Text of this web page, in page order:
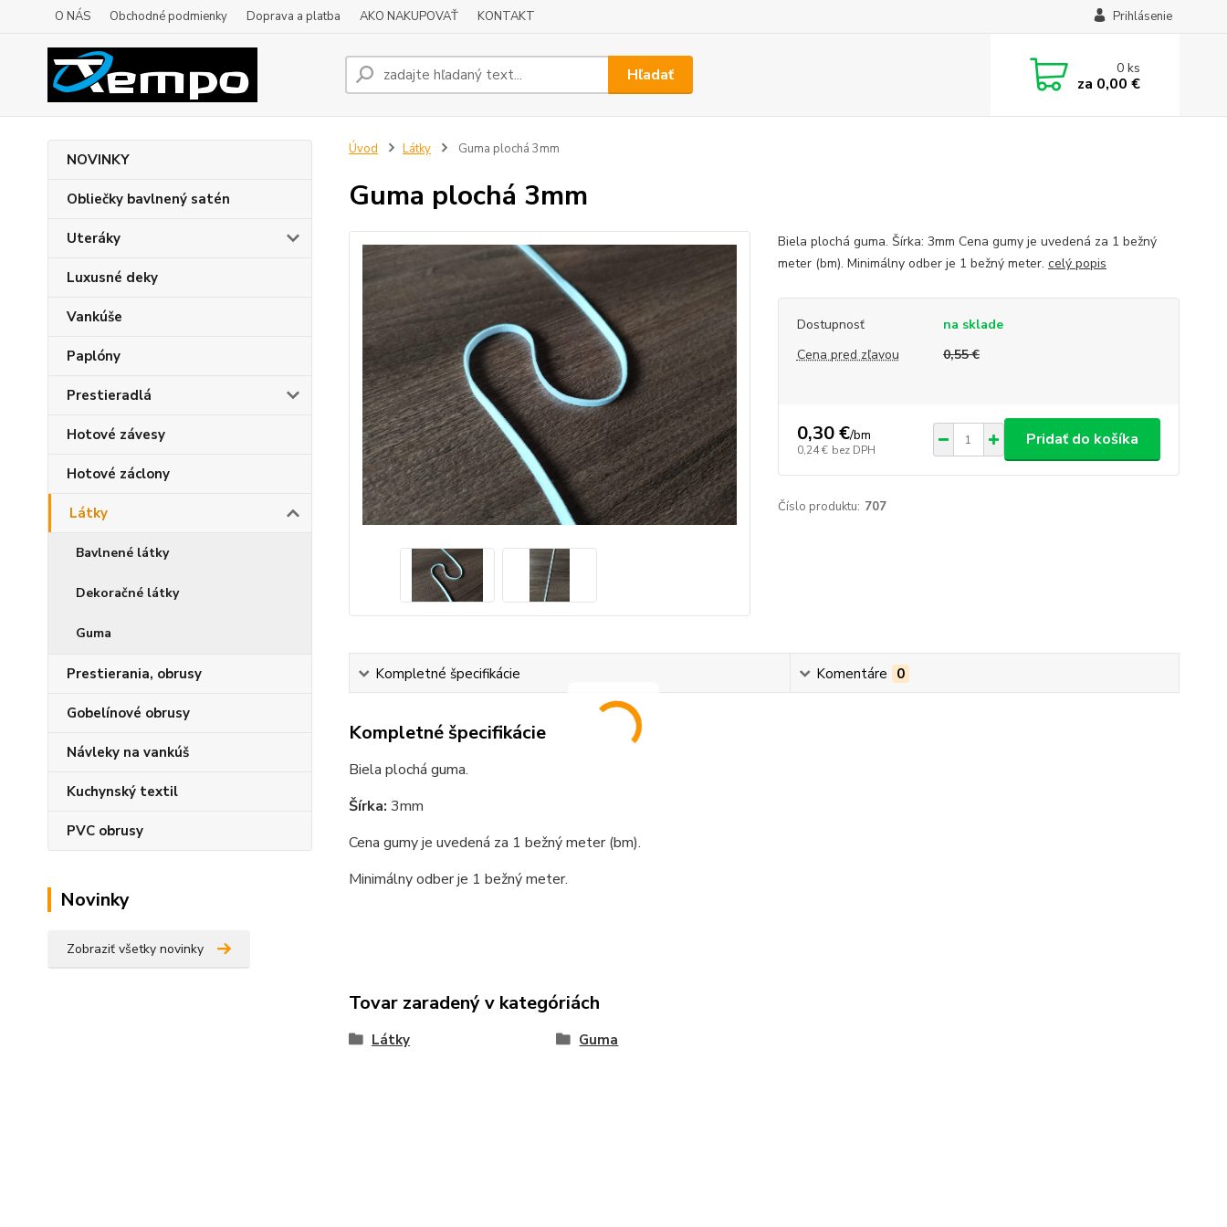
O NÁS Obchodné podmienky Doprava a platba AKO NAKUPOVAŤ KONTAKT Prihlásenie
Hľadať 0ks
za 0,00 €
NOVINKY
Obliečky bavlnený satén
Uteráky
Luxusné deky
Vankúše
Paplóny
Prestieradlá
Hotové závesy
Hotové záclony
Látky
Bavlnené látky
Dekoračné látky
Guma
Prestierania, obrusy
Gobelínové obrusy
Návleky na vankúš
Kuchynský textil
PVC obrusy
Novinky
Zobraziť všetky novinky
Úvod Látky Guma plochá 3mm
Guma plochá 3mm
Biela plochá guma. Šírka: 3mm Cena gumy je uvedená za 1 bežný
meter (bm). Minimálny odber je 1 bežný meter. celý popis
Dostupnosť
na sklade
Cena pred zľavou
0,55 €
0,30 €/bm
0,24 € bez DPH
Pridať do košíka
Číslo produktu: 707
Kompletné špecifikácie Komentáre 0
Kompletné špecifikácie
Biela plochá guma.
Šírka: 3mm
Cena gumy je uvedená za 1 bežný meter (bm).
Minimálny odber je 1 bežný meter.
Tovar zaradený v kategóriách
Látky Guma